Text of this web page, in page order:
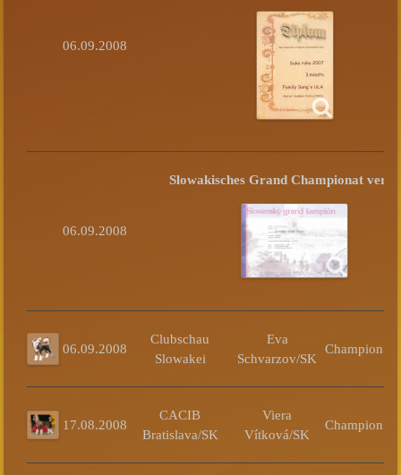
06.09.2008
06.09.2008
Slowakisches Grand Championat
06.09.2008
Clubschau
Slowakei
Eva
Schvarzov/SK
Champion
17.08.2008
CACIB
Bratislava/SK
Viera
Vítková/SK
Champion